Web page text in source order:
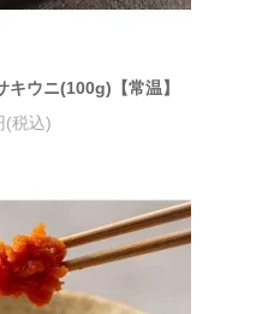
ウニ(100g)【常温】
(税込)